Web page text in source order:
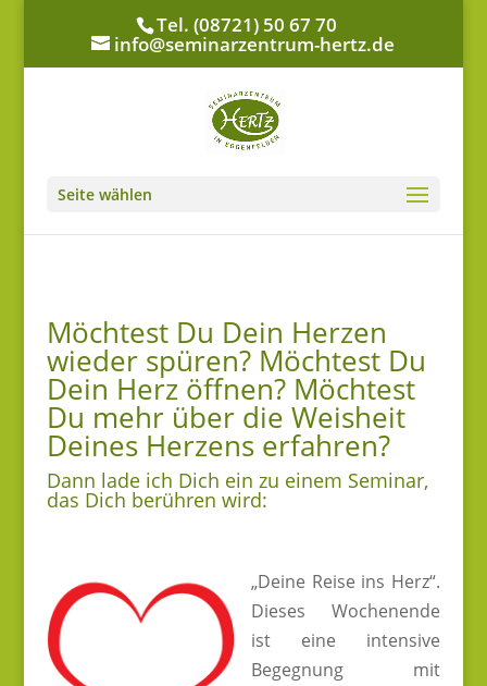
Tel. (08721) 50 67 70
info@seminarzentrum-hertz.de
Seite wählen
Möchtest Du Dein Herzen
wieder spüren? Möchtest Du
Dein Herz öffnen? Möchtest
Du mehr über die Weisheit
Deines Herzens erfahren?
Dann lade ich Dich ein zu einem Seminar,
das Dich berühren wird:
„Deine Reise ins Herz“.
Dieses Wochenende
ist eine intensive
Begegnung mit